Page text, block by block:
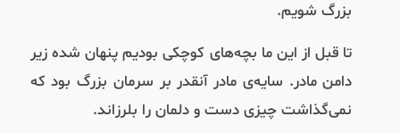
بزرگ شویم.
تا قبل از این ما بچه‌های کوچکی بودیم پنهان شده زیر
دامن مادر. سایه‌ی مادر آنقدر بر سرمان بزرگ بود که
نمی‌گذاشت چیزی دست و دلمان را بلرزاند.